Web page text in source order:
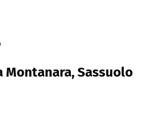
Montanara, Sassuolo